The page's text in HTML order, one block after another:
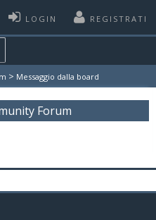
LOGIN REGISTRATI
> Messaggio dalla board
Forum